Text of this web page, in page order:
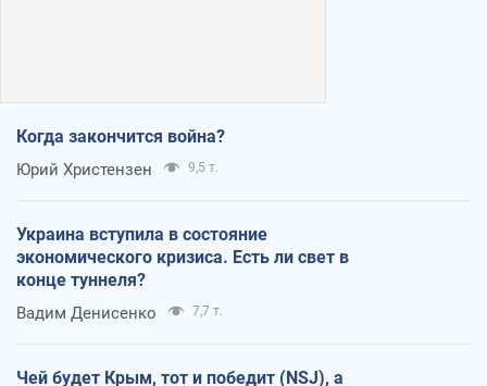
Когда закончится война?
Юрий Христензен 9,5 т.
Украина вступила в состояние
экономического кризиса. Есть ли свет в
конце туннеля?
Вадим Денисенко 7,7 т.
Чей будет Крым, тот и победит (NSJ), а